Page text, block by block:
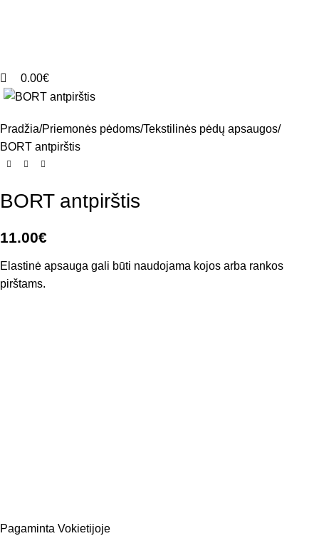
0.00€
Pradžia Priemonės pėdoms Tekstilinės pėdų apsaugos
BORT antpirštis
BORT antpirštis
11.00€
Elastinė apsauga gali būti naudojama kojos arba rankos
pirštams.
Pagaminta Vokietijoje